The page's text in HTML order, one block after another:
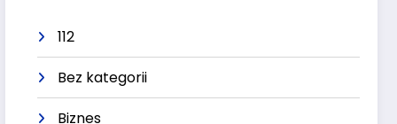
112
Bez kategorii
Biznes